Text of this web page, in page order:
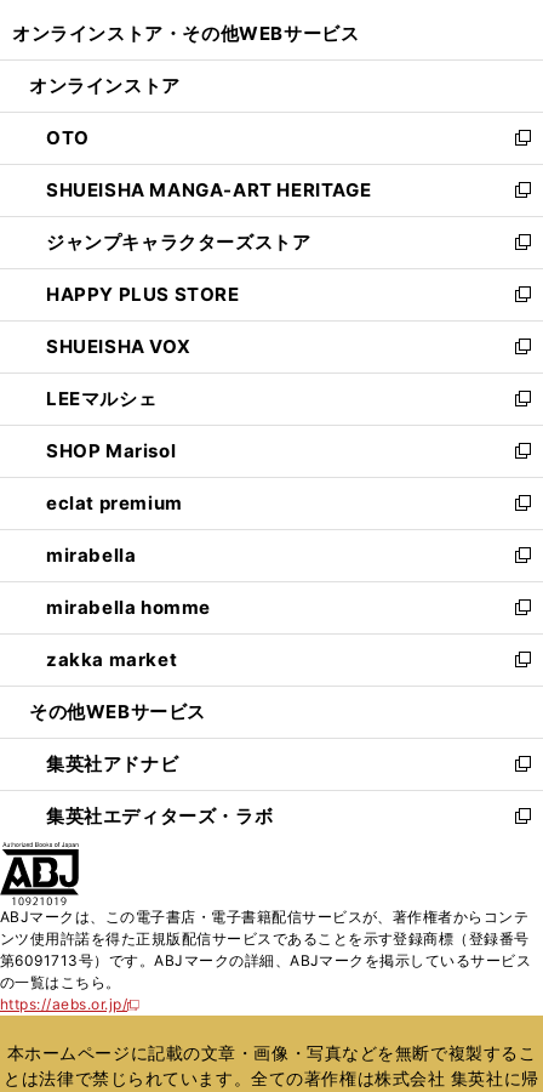
開
ン
ウ
で
開
く
ウ
ン
ド
ウ
で
開
く
オンラインストア・ その他WEBサービス
オンラインストア
OTO
新
し
い
ウ
ィ
ン
ド
ウ
で
開
く
SHUEISHA MANGA-ART HERITAGE
新
し
い
ウ
ィ
ン
ド
ウ
で
開
く
ジャンプキャラクターズストア
新
し
い
ウ
ィ
ン
ド
ウ
で
開
く
HAPPY PLUS STORE
新
し
い
ウ
ィ
ン
ド
ウ
で
開
く
SHUEISHA VOX
新
し
い
ウ
ィ
ン
ド
ウ
で
開
く
LEEマルシェ
新
し
い
ウ
ィ
ン
ド
ウ
で
開
く
SHOP Marisol
新
し
い
ウ
ィ
ン
ド
ウ
で
開
eclat premium
新
し
い
ウ
ィ
ン
ド
ウ
開
く
mirabella
新
し
い
ウ
ィ
ン
ウ
で
開
く
mirabella homme
新
し
い
ウ
ン
ド
ウ
で
zakka market
新
し
ウ
ィ
ン
ド
く
その他WEBサービス
集英社アドナビ
新
し
い
ド
ウ
で
集英社エディターズ・ラボ
新
ィ
ン
ド
開
く
ABJマークは、この電子書店・電子書籍配信サービスが、著作権者からコンテ
ンツ使用許諾を得た正規版配信サービスであることを示す登録商標（登録番号
第6091713号）です。ABJマークの詳細、ABJマークを掲示しているサービス
の一覧はこちら。
https://aebs.or.jp/
新
い
ウ
ィ
本ホームページに記載の文章・画像・写真などを無断で複製するこ
とは法律で禁じられています。全ての著作権は株式会社 集英社に帰